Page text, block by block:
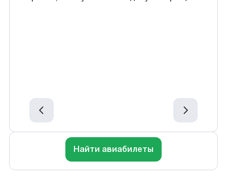
Найти авиабилеты